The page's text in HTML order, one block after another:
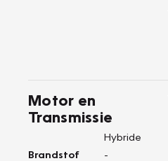
Motor en
Transmissie
Brandstof
Hybride
-